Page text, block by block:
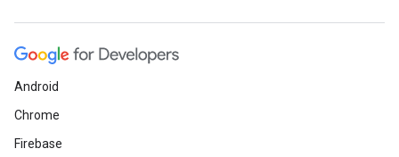
Android
Chrome
Firebase